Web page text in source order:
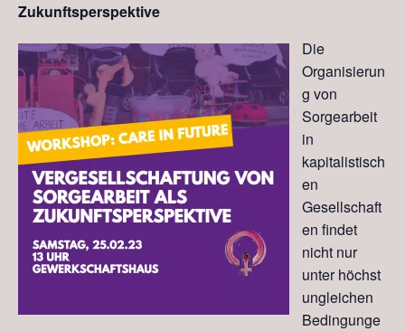
Zukunftsperspektive
Die
Organisierun
g von
Sorgearbeit
in
kapitalistisch
en
Gesellschaft
en findet
nicht nur
unter höchst
ungleichen
Bedingunge